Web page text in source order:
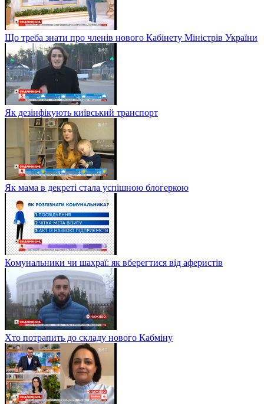
Що треба знати про членів нового Кабінету Міністрів України
Як дезінфікують київський транспорт
Як мама в декреті стала успішною блогеркою
Комунальники чи шахраї: як вберегтися від аферистів
Хто потрапить до складу нового Кабміну